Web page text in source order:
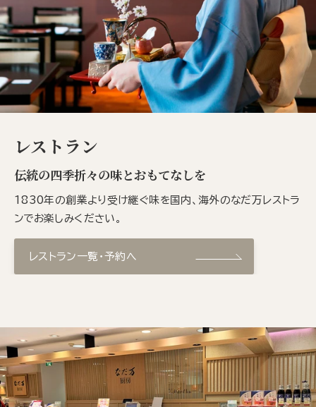
レストラン
伝統の四季折々の味とおもてなしを
1830年の創業より受け継ぐ味を国内、海外のなだ万レストラ
ンでお楽しみください。
レストラン一覧・予約へ